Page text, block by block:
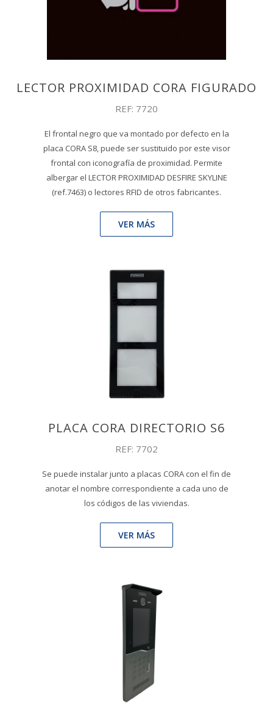
LECTOR PROXIMIDAD CORA FIGURADO
REF: 7720
El frontal negro que va montado por defecto en la
placa CORA S8, puede ser sustituido por este visor
frontal con iconografía de proximidad. Permite
albergar el LECTOR PROXIMIDAD DESFIRE SKYLINE
(ref.7463) o lectores RFID de otros fabricantes.
VER MÁS
PLACA CORA DIRECTORIO S6
REF: 7702
Se puede instalar junto a placas CORA con el fin de
anotar el nombre correspondiente a cada uno de
los códigos de las viviendas.
VER MÁS